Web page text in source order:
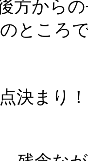
方から
ところ
決まり